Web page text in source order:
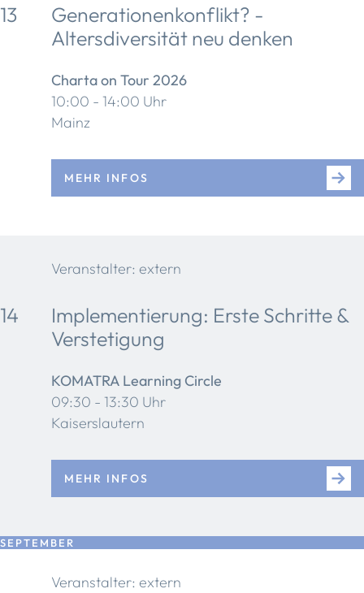
13
Generationenkonflikt? -
Altersdiversität neu denken
Charta on Tour 2026
10:00 - 14:00 Uhr
Mainz
MEHR INFOS
Veranstalter: extern
14
Implementierung: Erste Schritte &
Verstetigung
KOMATRA Learning Circle
09:30 - 13:30 Uhr
Kaiserslautern
MEHR INFOS
SEPTEMBER
Veranstalter: extern